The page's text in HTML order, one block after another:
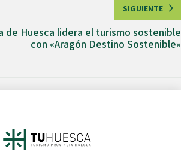
SIGUIENTE
de Huesca lidera el turismo sostenible
con «Aragón Destino Sostenible»